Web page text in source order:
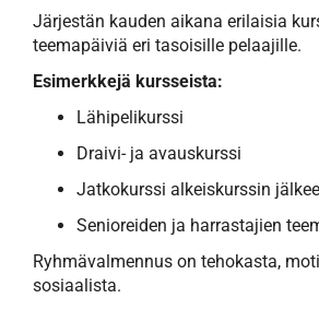
Järjestän kauden aikana erilaisia
teemapäiviä eri tasoisille pelaajille.
Esimerkkejä kursseista:
Lähipelikurssi
Draivi- ja avauskurssi
Jatkokurssi alkeiskurssin
Senioreiden ja harrastajien
Ryhmävalmennus on tehokasta,
sosiaalista.